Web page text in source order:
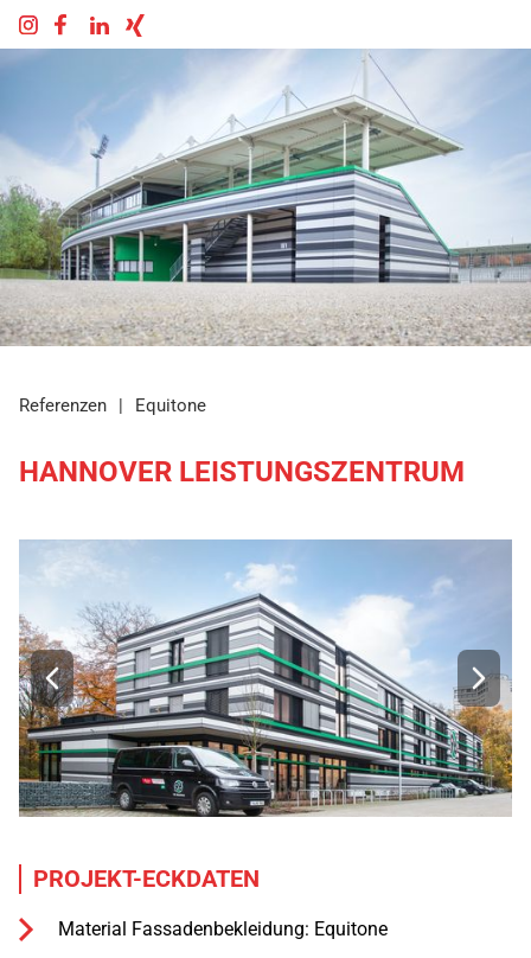
Referenzen Equitone
HANNOVER LEISTUNGSZENTRUM
PROJEKT-ECKDATEN
Material Fassadenbekleidung: Equitone